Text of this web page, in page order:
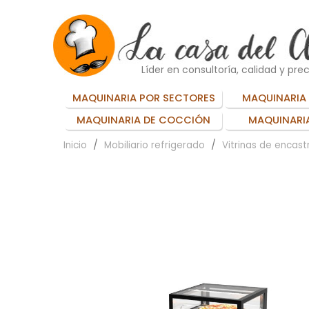
Líder en consultoría, calidad y
MAQUINARIA POR SECTORES
MAQUINARIA
MAQUINARIA DE COCCIÓN
Inicio Mobiliario refrigerado Vitrinas de